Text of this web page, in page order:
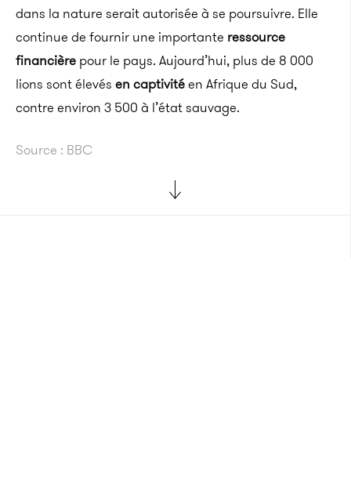
dans la nature serait autorisée à se poursuivre. Elle
continue de fournir une importante ressource
financière pour le pays. Aujourd’hui, plus de 8 000
lions sont élevés en captivitéen Afrique du Sud,
contre environ 3 500 à l’état sauvage.
Source : BBC